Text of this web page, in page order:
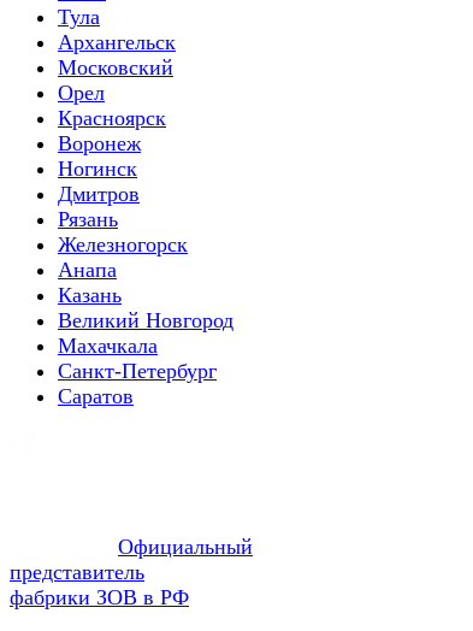
Тула
Архангельск
Московский
Орел
Красноярск
Воронеж
Ногинск
Дмитров
Рязань
Железногорск
Анапа
Казань
Великий Новгород
Махачкала
Санкт-Петербург
Саратов
Официальный
представитель
фабрики ЗОВ в РФ